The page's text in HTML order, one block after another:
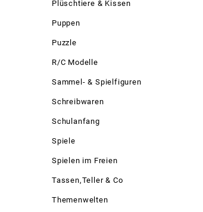
Plüschtiere & Kissen
Puppen
Puzzle
R/C Modelle
Sammel- & Spielfiguren
Schreibwaren
Schulanfang
Spiele
Spielen im Freien
Tassen,Teller & Co
Themenwelten